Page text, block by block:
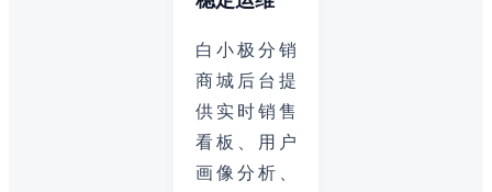
白小极分销
商城后台提
供实时销售
看板、用户
画像分析、